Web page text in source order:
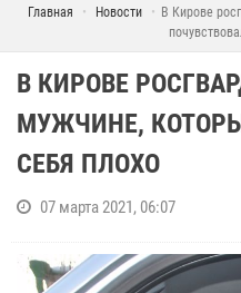
Главная Новости
В Кирове
В КИРОВЕ
МУЖЧИНЕ,
СЕБЯ ПЛОХО
07 марта 2021, 06:07